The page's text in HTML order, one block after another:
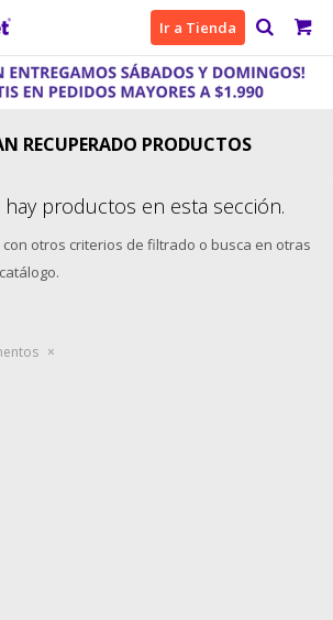
Ir a Tienda
RECUPERADO PRODUCTOS
hay productos en esta sección.
otros criterios de filtrado o busca en otras